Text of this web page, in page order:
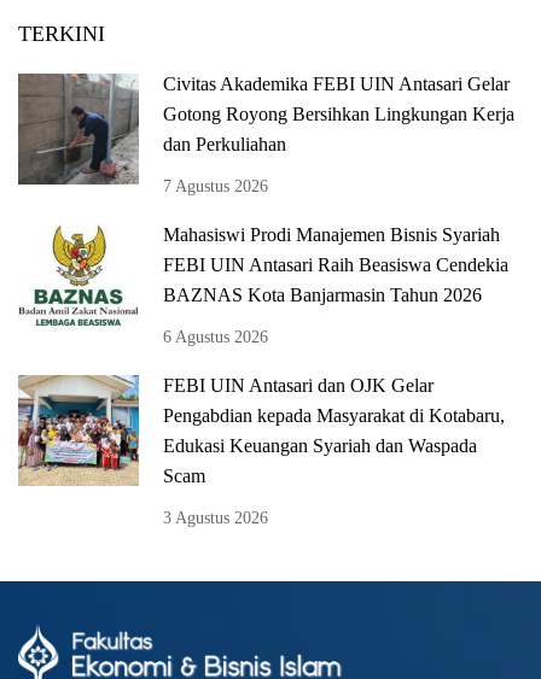
TERKINI
Civitas Akademika FEBI UIN Antasari Gelar
Gotong Royong Bersihkan Lingkungan Kerja
dan Perkuliahan
7 Agustus 2026
Mahasiswi Prodi Manajemen Bisnis Syariah
FEBI UIN Antasari Raih Beasiswa Cendekia
BAZNAS Kota Banjarmasin Tahun 2026
6 Agustus 2026
FEBI UIN Antasari dan OJK Gelar
Pengabdian kepada Masyarakat di Kotabaru,
Edukasi Keuangan Syariah dan Waspada
Scam
3 Agustus 2026